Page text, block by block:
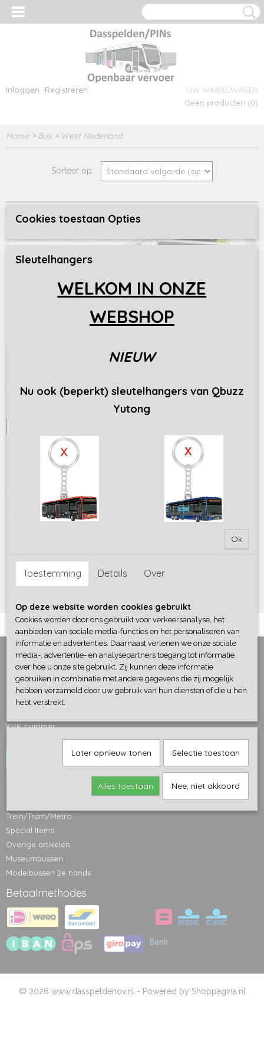
Inloggen Registreren
UW WINKELWAGEN
Geen producten (0)
Home > Bus > West Nederland
Sorteer op:
WN Leyland-Den Oudsten LOK 5676
€ 10,50
Afbeeldingen en beschrijvingen:
De producten kunnen licht afwijken van de afbeeldingen op de
website, dit om de printbaarheid te verbeteren of om fouten met
Aan de afbeeldingen of beschrijving bij de artikelen
kunnen geen rechten worden ontleend. Op de gebruikte
afbeeldingen rust een copyright. Wilt u een afbeelding
gebruiken dient u de eigenaar om toestemming te vragen
Informatie
Contact
Over ons
KVK nummer
Trein/Tram/Metro
Special Items
Overige artikelen
Museumbussen
Modelbussen 2e hands
Betaalmethodes
© 2026 www.dasspeldenov.nl - Powered by Shoppagina.nl
Cookies toestaan Opties
Sleutelhangers
WELKOM IN ONZE
WEBSHOP
NIEUW
Nu ook (beperkt) sleutelhangers van Qbuzz
Yutong
Ok
Toestemming Details Over
Op deze website worden cookies gebruikt
Cookies worden door ons gebruikt voor verkeersanalyse, het
aanbieden van sociale media-functies en het personaliseren van
informatie en advertenties. Daarnaast verlenen we onze sociale
media-, advertentie- en analysepartners toegang tot informatie
over hoe u onze site gebruikt. Zij kunnen deze informatie
gebruiken in combinatie met andere gegevens die zij mogelijk
hebben verzameld door uw gebruik van hun diensten of die u hen
hebt verstrekt.
Later opnieuw tonen Selectie toestaan
Alles toestaan Nee, niet akkoord